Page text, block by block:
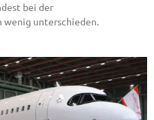
bei der
wenig unterschieden.